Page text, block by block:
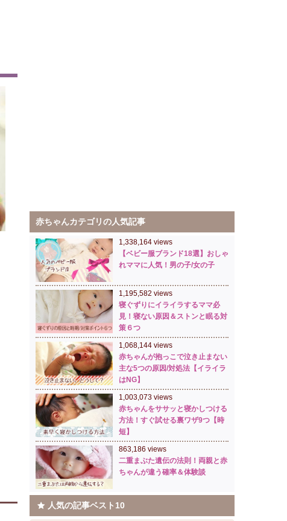
赤ちゃんカテゴリの人気記事
1,338,164 views
【ベビー服ブランド18選】おしゃ
れママに人気！男の子/女の子
1,195,582 views
寝ぐずりにイライラするママ必
見！寝ない原因＆ストンと眠る対
策６つ
1,068,144 views
赤ちゃんが抱っこで泣き止まない
主な5つの原因/対処法【イライラ
はNG】
1,003,073 views
赤ちゃんをササッと寝かしつける
方法！すぐ試せる裏ワザ9つ【時
短】
863,186 views
二重まぶた遺伝の法則！両親と赤
ちゃんが違う確率＆体験談
人気の記事ベスト10